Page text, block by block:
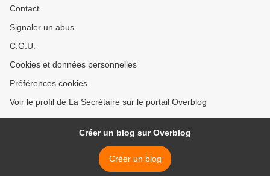
Contact
Signaler un abus
C.G.U.
Cookies et données personnelles
Préférences cookies
Voir le profil de La Secrétaire sur le portail Overblog
Créer un blog sur Overblog
Créer un blog